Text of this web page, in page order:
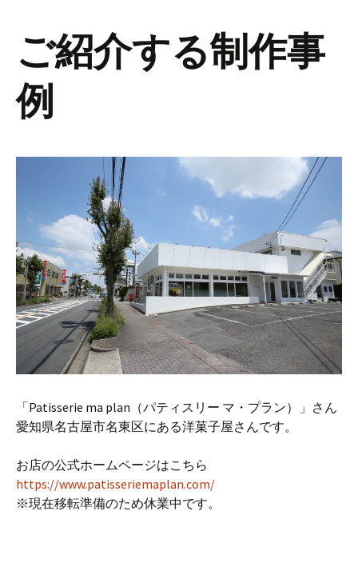
ご紹介する制作事
例
「Patisserie ma plan（パティスリー マ・プラン）」さん
愛知県名古屋市名東区にある洋菓子屋さんです。
お店の公式ホームページはこちら
https://www.patisseriemaplan.com/
※現在移転準備のため休業中です。